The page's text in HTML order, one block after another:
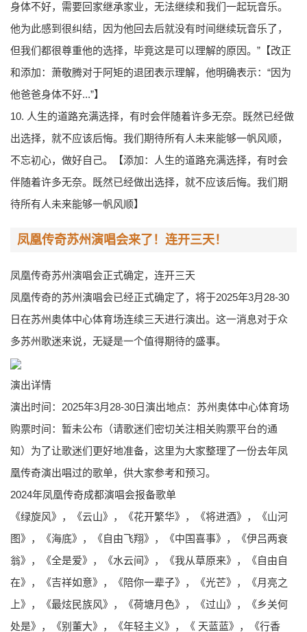
身体不好，需要回家继承家业，无法继续和我们一起玩音乐。
他为此感到很纠结，因为他回去后就没有时间继续玩音乐了，
但我们都很尊重他的选择，毕竟这是可以理解的原因。”【改正
和添加：萧敬腾对于阿矩的退团表示理解，他明确表示：“因为
他爸爸身体不好...”】
10. 人生的道路充满选择，有时会伴随着许多无奈。既然已经做
出选择，就不应该后悔。我们期待所有人未来能够一帆风顺，
不忘初心，做好自己。【添加：人生的道路充满选择，有时会
伴随着许多无奈。既然已经做出选择，就不应该后悔。我们期
待所有人未来能够一帆风顺】
凤凰传奇苏州演唱会来了！连开三天！
凤凰传奇苏州演唱会正式确定，连开三天
凤凰传奇的苏州演唱会已经正式确定了，将于2025年3月28-30
日在苏州奥体中心体育场连续三天进行演出。这一消息对于众
多苏州歌迷来说，无疑是一个值得期待的盛事。
演出详情
演出时间：2025年3月28-30日演出地点：苏州奥体中心体育场
购票时间：暂未公布（请歌迷们密切关注相关购票平台的通
知）为了让歌迷们更好地准备，这里为大家整理了一份去年凤
凰传奇演出唱过的歌单，供大家参考和预习。
2024年凤凰传奇成都演唱会报备歌单
《绿旋风》，《云山》，《花开繁华》，《将进酒》，《山河
图》，《海底》，《自由飞翔》，《中国喜事》，《伊吕两衰
翁》，《全是爱》，《水云间》，《我从草原来》，《自由自
在》，《吉祥如意》，《陪你一辈子》，《光芒》，《月亮之
上》，《最炫民族风》，《荷塘月色》，《过山》，《乡关何
处是》，《别董大》，《年轻主义》，《 天蓝蓝》，《行香